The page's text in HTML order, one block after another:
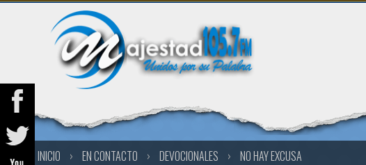
INICIO › EN CONTACTO › DEVOCIONALES › NO HAY EXCUSA